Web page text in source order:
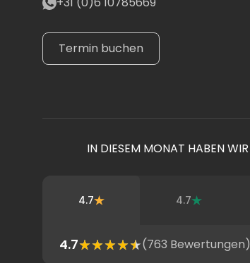
IN DIESEM MONAT HABEN WIR
4.7 4.7
4.7 (763 Bewertungen)
Termin buchen